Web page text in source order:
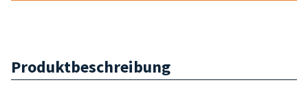
Produktbeschreibung